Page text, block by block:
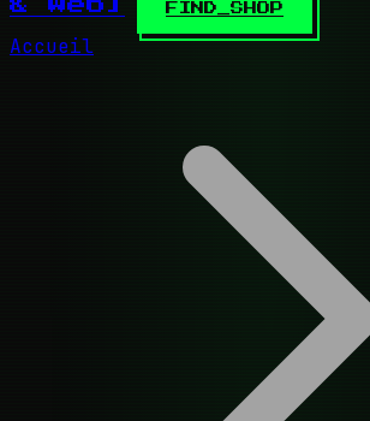
& Web]
FIND_SHOP
Accueil